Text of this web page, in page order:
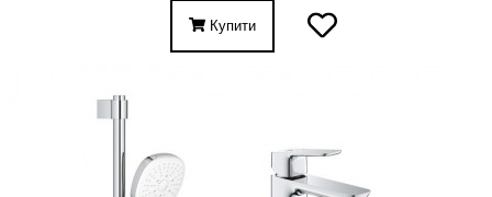
Купити